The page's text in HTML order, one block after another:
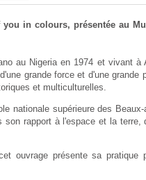
in colours, présentée au
au Nigeria en 1974 et vivant
grande force et d'une
et multiculturelles.
nationale supérieure des
rapport à l'espace et la
ouvrage présente sa pratique